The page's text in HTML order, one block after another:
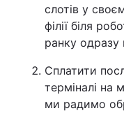
слотів у
філії біля
ранку одразу
Сплатити
терміналі на
ми радимо